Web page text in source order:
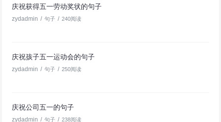
庆祝获得五一劳动奖状的句子
zydadmin / 句子 / 240阅读
庆祝孩子五一运动会的句子
zydadmin / 句子 / 250阅读
庆祝公司五一的句子
zydadmin / 句子 / 238阅读